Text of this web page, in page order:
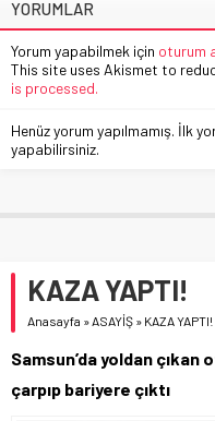
YORUMLAR
Yorum yapabilmek için oturum
This site uses Akismet to
is processed.
Henüz yorum yapılmamış. İlk
yapabilirsiniz.
KAZA YAPTI!
Anasayfa » ASAYİŞ » KAZA YAPTI!
Samsun’da yoldan
çarpıp bariyere çıktı